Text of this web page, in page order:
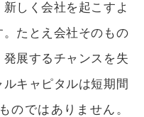
しく会社を起こすよ
たとえ会社そのもの
展するチャンスを失
キャピタルは短期間
のではありません。